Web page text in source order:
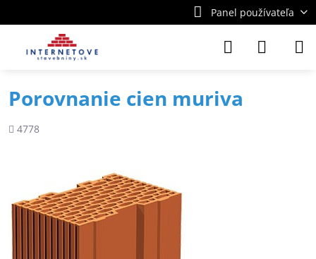
Panel používateľa
Porovnanie cien muriva
Počet
4778